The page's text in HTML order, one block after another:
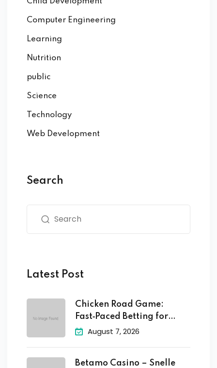
Computer Engineering
Learning
Nutrition
public
Science
Technology
Web Development
Search
Latest Post
Chicken Road Game:
Fast‑Paced Betting for
QuickAugust 7, 2026
Betamo Casino – Snelle